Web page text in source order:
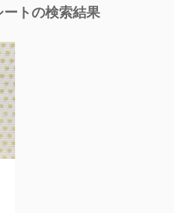
ートの検索結果